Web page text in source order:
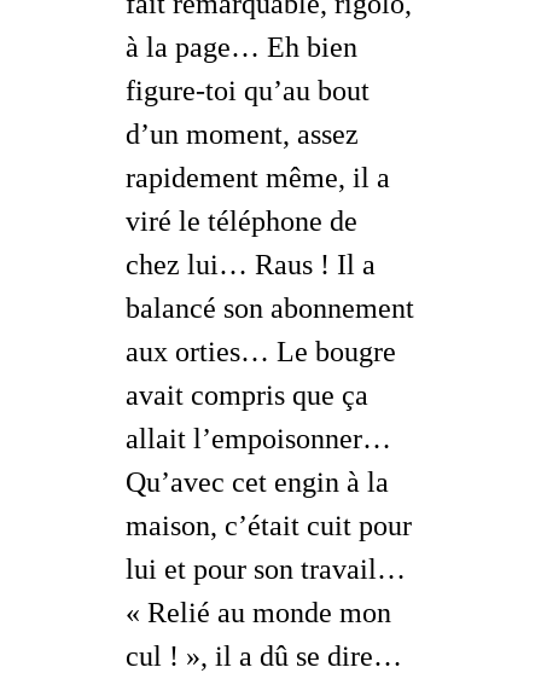
à la page… Eh bien
figure-toi qu’au bout
d’un moment, assez
rapidement même, il a
viré le téléphone de
chez lui… Raus ! Il a
balancé son abonnement
aux orties… Le bougre
avait compris que ça
allait l’empoisonner…
Qu’avec cet engin à la
maison, c’était cuit pour
lui et pour son travail…
« Relié au monde mon
cul ! », il a dû se dire…